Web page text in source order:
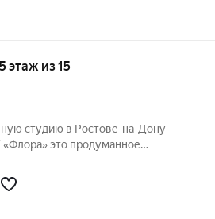
этаж из 15
студию в Ростове-на-Дону
30 гектаров. Дом сдан,